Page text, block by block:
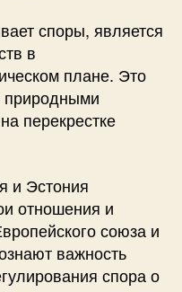
споры, является
в
плане. Это
природными
перекрестке
и Эстония
отношения и
союза и
важность
спора о